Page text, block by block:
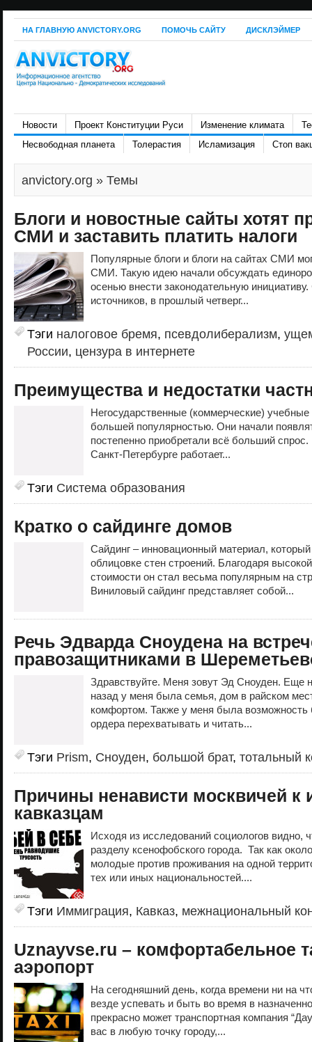
НА ГЛАВНУЮ ANVICTORY.ORG ПОМОЧЬ САЙТУ ДИСКЛЭЙМЕР
Новости Проект Конституции Руси Изменение климата
Несвободная планета
Толерастия Исламизация Стоп
anvictory.org » Темы
Блоги и новостные сайты хотят
СМИ и заставить платить налоги
Популярные блоги и блоги на сайтах СМИ
СМИ. Такую идею начали обсуждать
осенью внести законодательную
источников, в прошлый четверг...
Тэги налоговое бремя, псевдолиберализм,
России, цензура в интернете
Преимущества и недостатки
Негосударственные (коммерческие)
большей популярностью. Они начали
постепенно приобретали всё больший
Санкт-Петербурге работает...
Тэги Система образования
Кратко о сайдинге домов
Сайдинг – инновационный материал,
облицовке стен строений. Благодаря
стоимости он стал весьма популярным на
Виниловый сайдинг представляет собой...
Речь Эдварда Сноудена на
правозащитниками в
Здравствуйте. Меня зовут Эд Сноуден. Еще
назад у меня была семья, дом в райском
комфортом. Также у меня была возможность
ордера перехватывать и читать...
Тэги Prism, Сноуден, большой брат, тотальный
Причины ненависти москвичей к
кавказцам
Исходя из исследований социологов видно,
разделу ксенофобского города. Так как
молодые против проживания на одной
тех или иных национальностей....
Тэги Иммиграция, Кавказ, межнациональный
Uznayvse.ru – комфортабельное
аэропорт
На сегодняшний день, когда времени ни на
везде успевать и быть во время в
прекрасно может транспортная компания
вас в любую точку городу,...